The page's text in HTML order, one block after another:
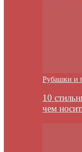
Рубашки и
10
чем